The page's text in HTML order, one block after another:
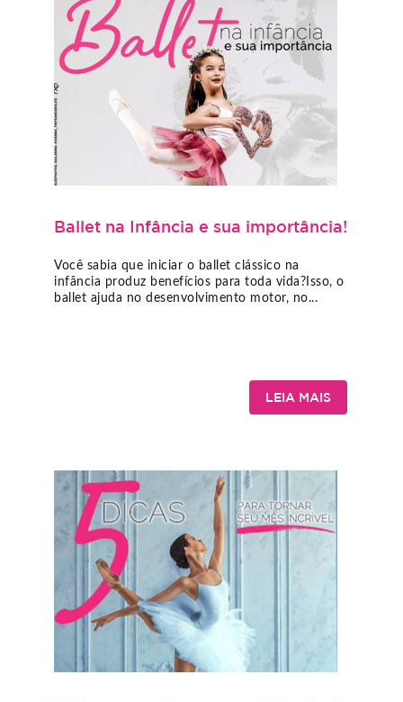
Ballet na Infância e sua importância!
Você sabia que iniciar o ballet clássico na
infância produz benefícios para toda vida?Isso, o
ballet ajuda no desenvolvimento motor, no...
LEIA MAIS